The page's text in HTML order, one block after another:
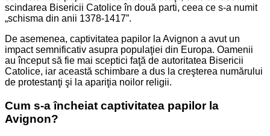
scindarea Bisericii Catolice în două parti, ceea ce s-a numit
„schisma din anii 1378-1417”.
De asemenea, captivitatea papilor la Avignon a avut un
impact semnificativ asupra populaţiei din Europa. Oamenii
au început să fie mai sceptici faţă de autoritatea Bisericii
Catolice, iar această schimbare a dus la creşterea numărului
de protestanţi şi la apariţia noilor religii.
Cum s-a încheiat captivitatea papilor la
Avignon?